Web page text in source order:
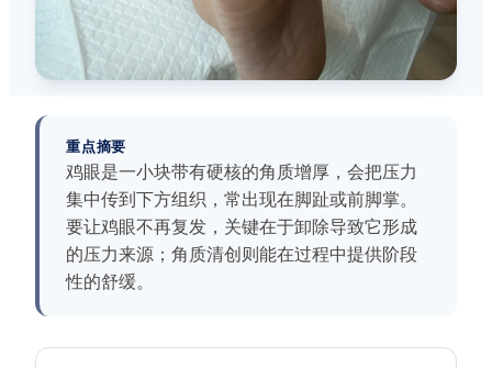
重点摘要
鸡眼是一小块带有硬核的角质增厚，会把压力
集中传到下方组织，常出现在脚趾或前脚掌。
要让鸡眼不再复发，关键在于卸除导致它形成
的压力来源；角质清创则能在过程中提供阶段
性的舒缓。